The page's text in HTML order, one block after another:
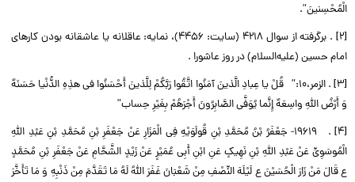
الْمُحْسِنینَ”.
[۲] . برگرفته از سوال ۴۲۱۸ (سایت: ۴۴۵۶)، نمایه: عاقلانه یا عاشقانه بودن کارهای
امام حسین (علیه‌السلام) در روز عاشورا .
[۳] . الزمر،۱۰:” قُلْ یا عِبادِ الَّذینَ آمَنُوا اتَّقُوا رَبَّکُمْ لِلَّذینَ أَحْسَنُوا فی‏ هذِهِ الدُّنْیا حَسَنَهٌ
وَ أَرْضُ اللَّهِ واسِعَهٌ إِنَّما یُوَفَّى الصَّابِرُونَ أَجْرَهُمْ بِغَیْرِ حِساب”‏
[۴] . ۱۹۶۱۹- جَعْفَرُ بْنُ مُحَمَّدِ بْنِ قُولَوَیْهِ فِی الْمَزَارِ عَنْ جَعْفَرِ بْنِ مُحَمَّدِ بْنِ عَبْدِ اللَّهِ
الْمُوسَوِیِّ عَنْ عَبْدِ اللَّهِ بْنِ نَهِیکٍ عَنِ ابْنِ أَبِی عُمَیْرٍ عَنْ زَیْدٍ الشَّحَّامِ عَنْ جَعْفَرِ بْنِ مُحَمَّدٍ
ع قَالَ مَنْ زَارَ الْحُسَیْنَ ع لَیْلَهَ النِّصْفِ مِنْ شَعْبَانَ غَفَرَ اللَّهُ لَهُ مَا تَقَدَّمَ مِنْ ذَنْبِهِ وَ مَا تَأَخَّرَ